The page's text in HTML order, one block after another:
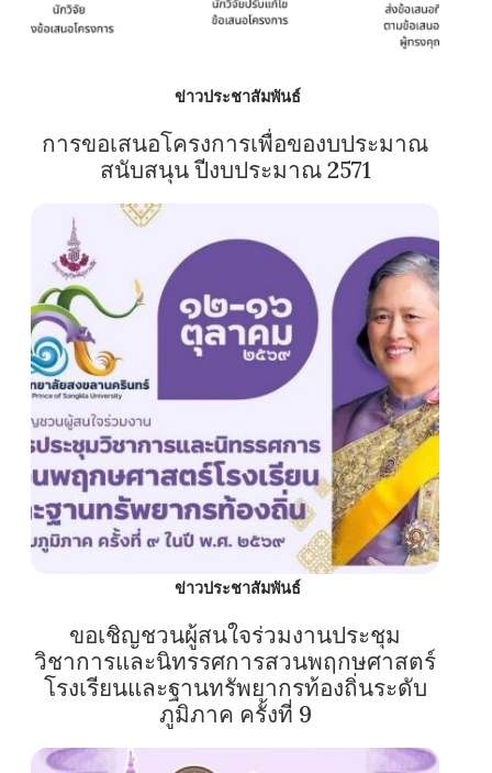
ข่าวประชาสัมพันธ์
การขอเสนอโครงการเพื่อของบประมาณ
สนับสนุน ปีงบประมาณ 2571
ข่าวประชาสัมพันธ์
ขอเชิญชวนผู้สนใจร่วมงานประชุม
วิชาการและนิทรรศการสวนพฤกษศาสตร์
โรงเรียนและฐานทรัพยากรท้องถิ่นระดับ
ภูมิภาค ครั้งที่ 9